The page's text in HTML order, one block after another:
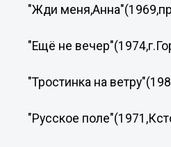
"Жди
"Ещё не
"Тростинка на
"Русское